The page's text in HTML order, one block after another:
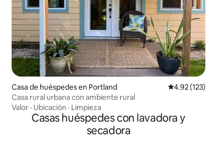
Casa de huéspedes en Portland Calificación
4.92 (123)
Casa rural urbana con ambiente rural
Valor · Ubicación · Limpieza
Casas huéspedes con lavadora y
secadora